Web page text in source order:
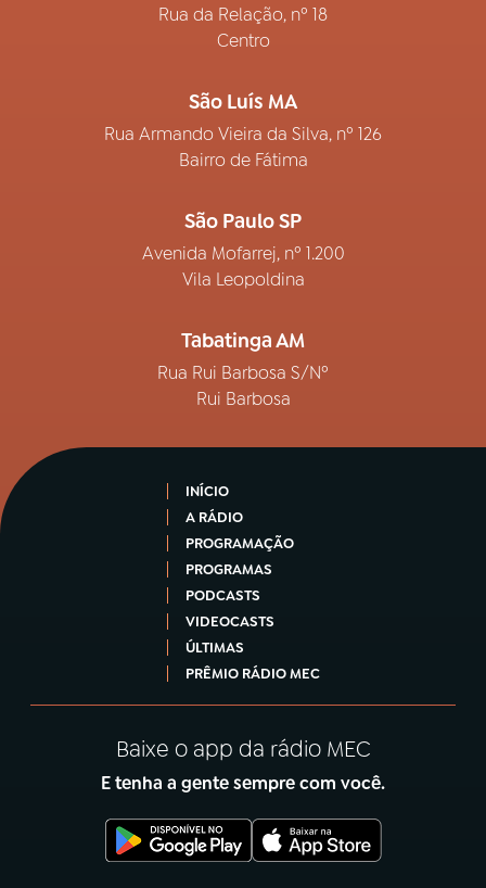
Rua da Relação, nº 18
Centro
São Luís MA
Rua Armando Vieira da Silva, nº 126
Bairro de Fátima
São Paulo SP
Avenida Mofarrej, nº 1.200
Vila Leopoldina
Tabatinga AM
Rua Rui Barbosa S/Nº
Rui Barbosa
INÍCIO
A RÁDIO
PROGRAMAÇÃO
PROGRAMAS
PODCASTS
VIDEOCASTS
ÚLTIMAS
PRÊMIO RÁDIO MEC
Baixe o app da rádio MEC
E tenha a gente sempre com você.